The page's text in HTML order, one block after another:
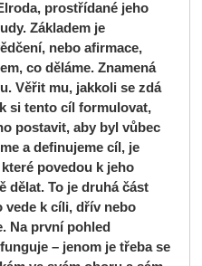
prostřídané jeho
Základem je
nebo afirmace,
co děláme. Znamená
Věřit mu, jakkoli se zdá
si tento cíl formulovat,
postavit, aby byl vůbec
a definujeme cíl, je
povedou k jeho
dělat. To je druhá část
vede k cíli, dřív nebo
Na první pohled
– jenom je třeba se